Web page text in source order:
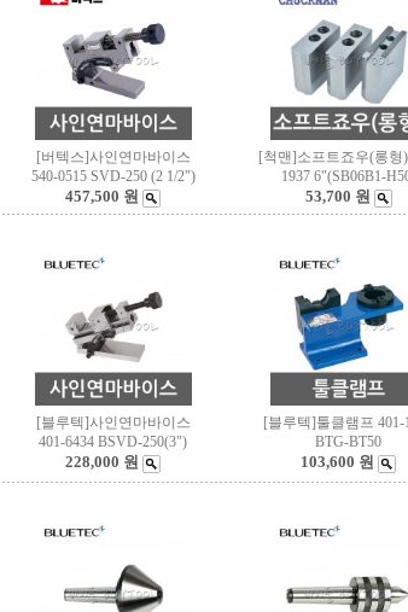
[버텍스]사인연마바이스
540-0515 SVD-250 (2 1/2")
457,500 원
[척맨]소프트죠우(롱형
1937 6"(SB06B1-
53,700 원
[블루텍]사인연마바이스
401-6434 BSVD-250(3")
228,000 원
[블루텍]툴클램프 401-
BTG-BT50
103,600 원